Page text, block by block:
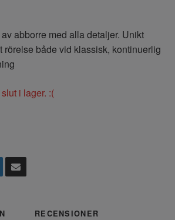
abborre med alla detaljer. Unikt
rörelse både vid klassisk, kontinuerlig
i lager. :(
RECENSIONER